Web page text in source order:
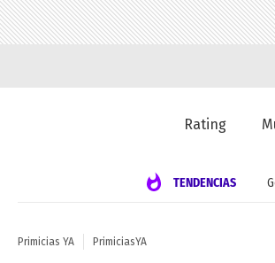
Rating
TENDENCIAS
Primicias YA PrimiciasYA